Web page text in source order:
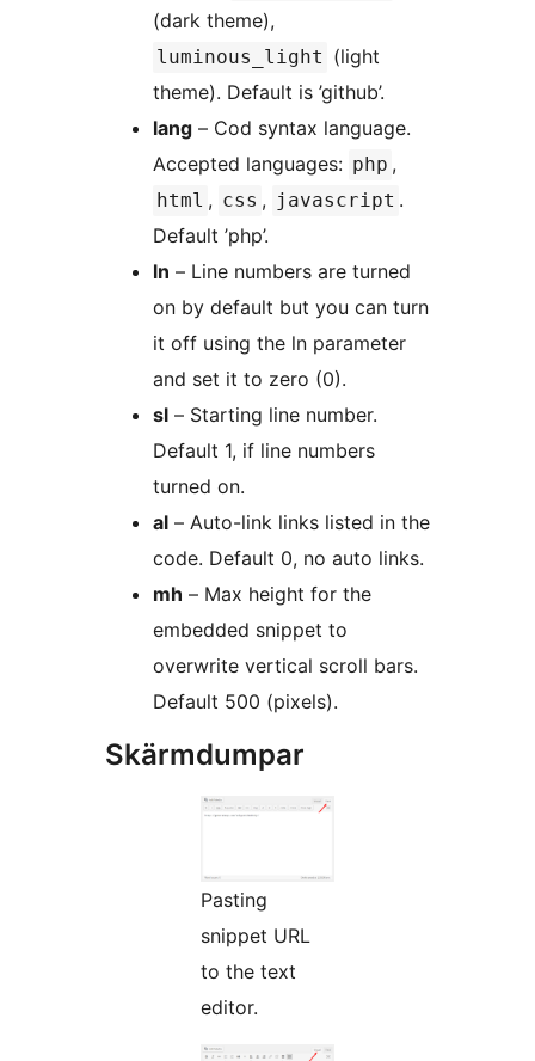
(dark theme),
luminous_light (light
theme). Default is ’github’.
lang – Cod syntax language.
Accepted languages: php ,
html , css , javascript .
Default ’php’.
ln – Line numbers are turned
on by default but you can turn
it off using the ln parameter
and set it to zero (0).
sl – Starting line number.
Default 1, if line numbers
turned on.
al – Auto-link links listed in the
code. Default 0, no auto links.
mh – Max height for the
embedded snippet to
overwrite vertical scroll bars.
Default 500 (pixels).
Skärmdumpar
Pasting
snippet URL
to the text
editor.